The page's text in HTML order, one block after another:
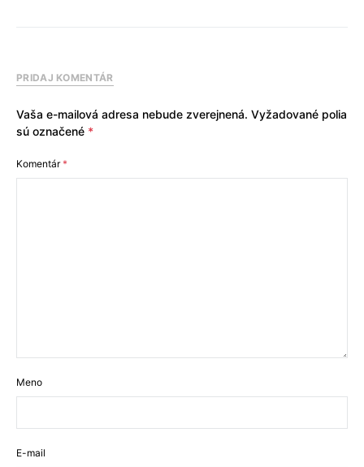
PRIDAJ KOMENTÁR
Vaša e-mailová adresa nebude zverejnená. Vyžadované polia
sú označené *
Komentár*
Meno
E-mail